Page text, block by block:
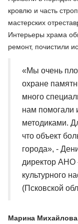
кровлю и часть
мастерских
Интерьеры храма
ремонт, почистили
«Мы очень
охране
много
нам помогали
методиками.
что объект
города», -
директор АНО
культурного
(Псковской
Марина